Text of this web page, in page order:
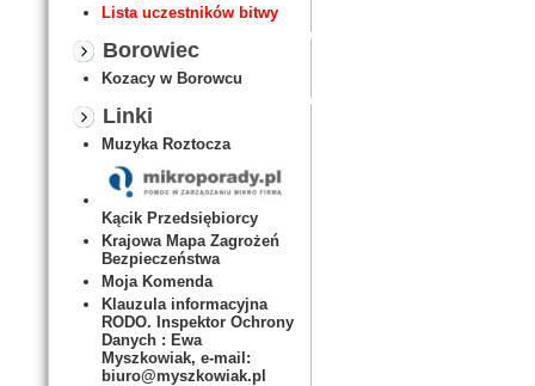
Lista uczestników bitwy
Borowiec
Kozacy w Borowcu
Linki
Muzyka Roztocza
Kącik Przedsiębiorcy
Krajowa Mapa Zagrożeń
Bezpieczeństwa
Moja Komenda
Klauzula informacyjna
RODO. Inspektor Ochrony
Danych : Ewa
Myszkowiak, e-mail:
biuro@myszkowiak.pl